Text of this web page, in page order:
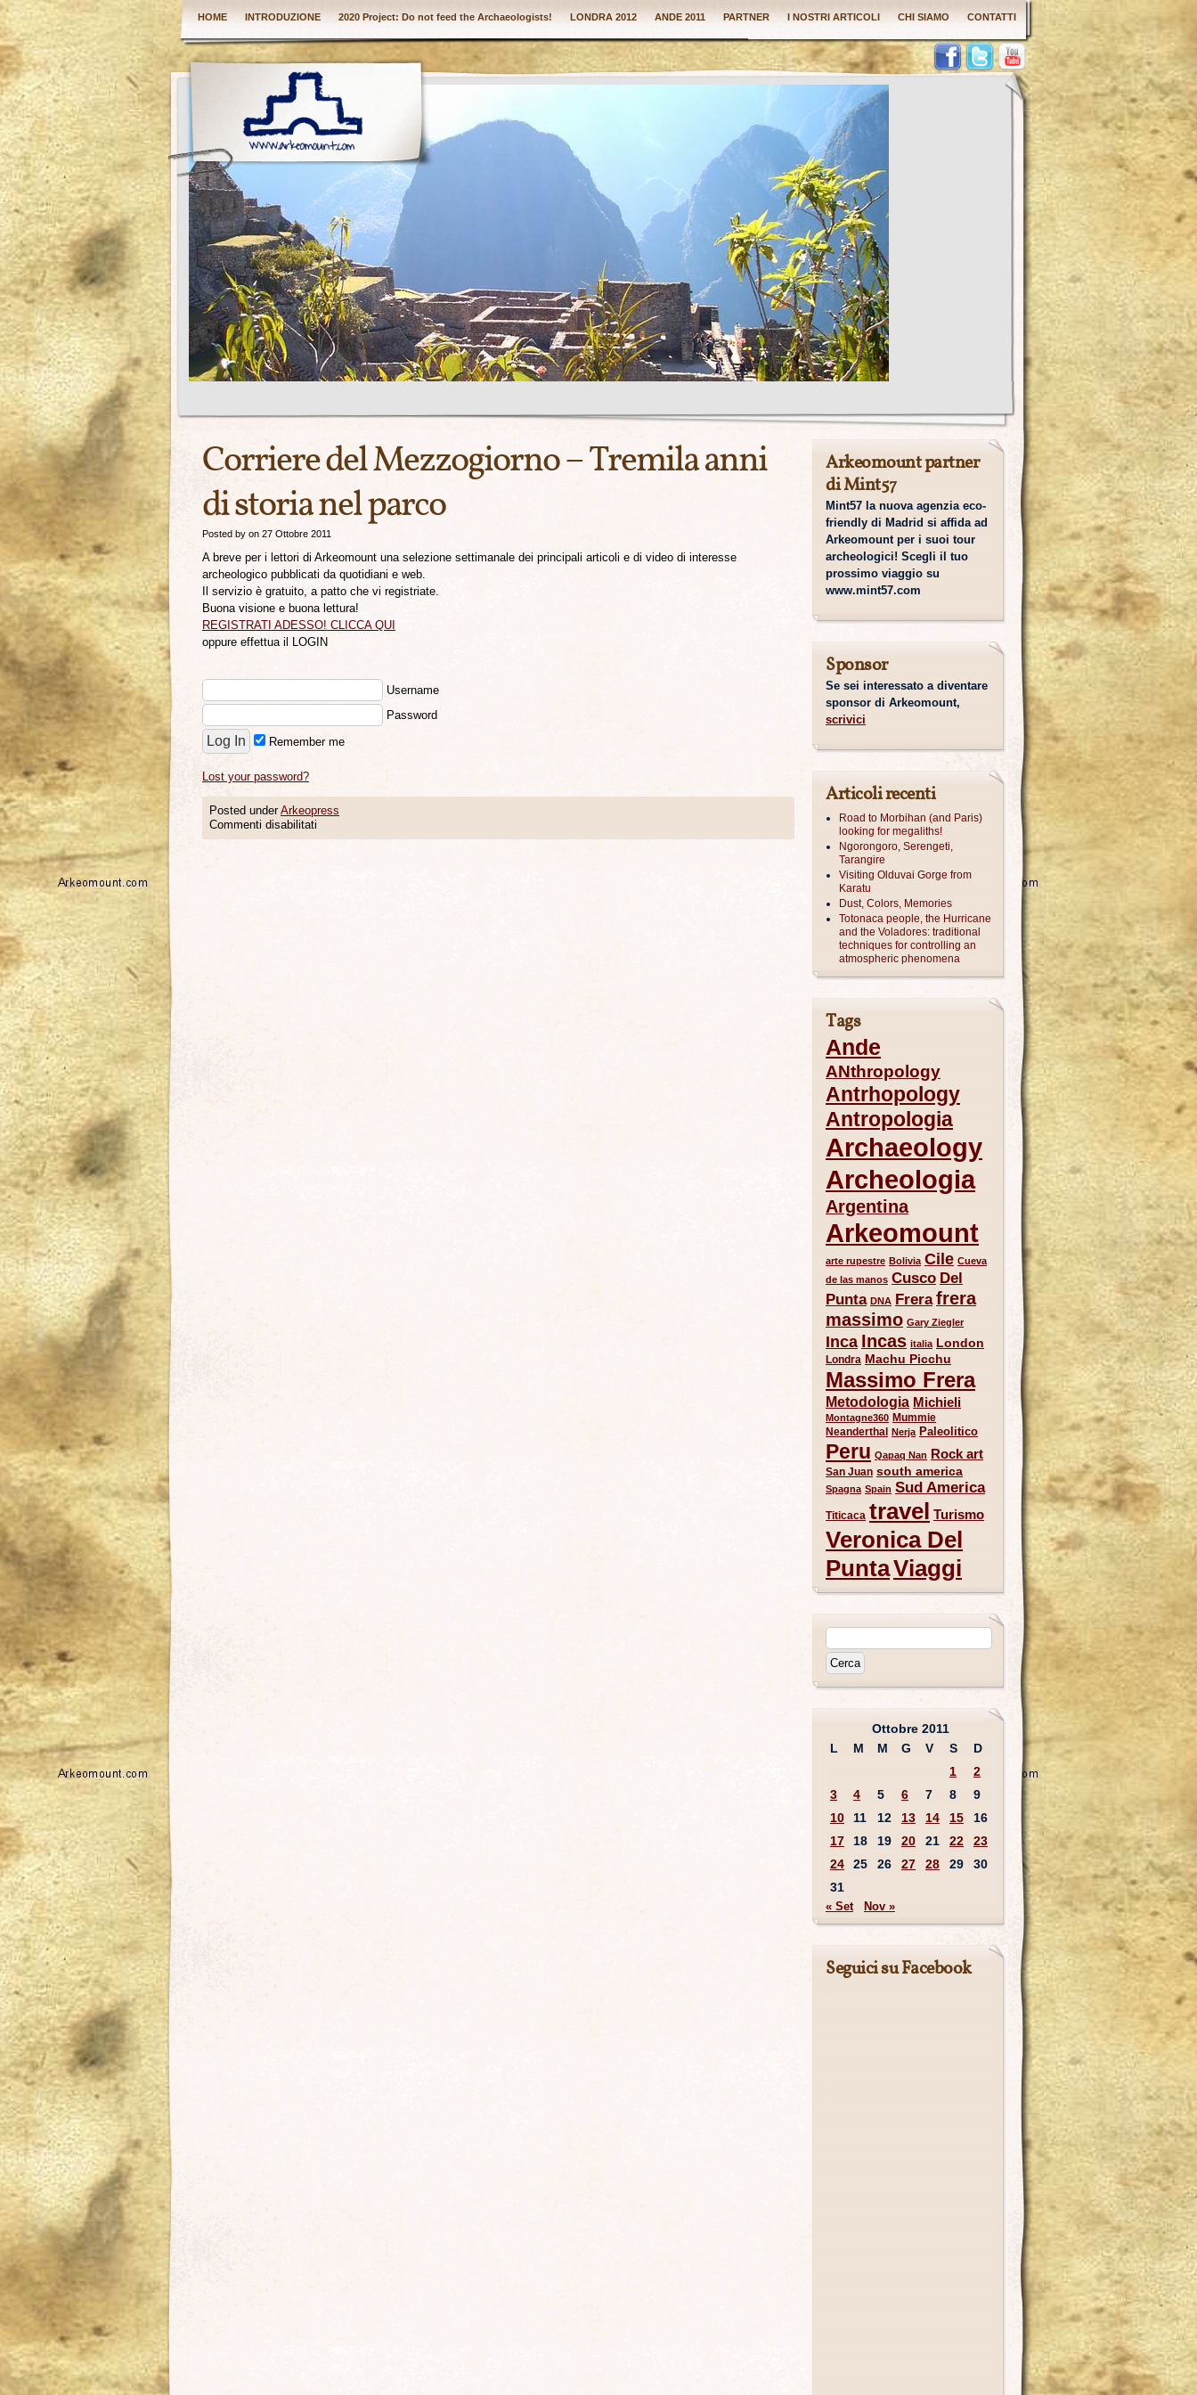
HOME INTRODUZIONE 2020 Project: Do not feed the Archaeologists! LONDRA 2012 ANDE 2011 PARTNER I NOSTRI ARTICOLI CHI SIAMO CONTATTI
Corriere del Mezzogiorno – Tremila anni
di storia nel parco
Posted by on 27 Ottobre 2011
A breve per i lettori di Arkeomount una selezione settimanale dei principali articoli e di video di interesse
archeologico pubblicati da quotidiani e web.
Il servizio è gratuito, a patto che vi registriate.
Buona visione e buona lettura!
REGISTRATI ADESSO! CLICCA QUI
oppure effettua il LOGIN
Username
Password
Remember me
Lost your password?
Posted underArkeopress
Commenti disabilitati
Arkeomount partner
di Mint57
Mint57 la nuova agenzia eco-
friendly di Madrid si affida ad
Arkeomount per i suoi tour
archeologici! Scegli il tuo
prossimo viaggio su
www.mint57.com
Sponsor
Se sei interessato a diventare
sponsor di Arkeomount,
scrivici
Articoli recenti
Road to Morbihan (and Paris)
looking for megaliths!
Ngorongoro, Serengeti,
Tarangire
Visiting Olduvai Gorge from
Karatu
Dust, Colors, Memories
Totonaca people, the Hurricane
and the Voladores: traditional
techniques for controlling an
atmospheric phenomena
Tags
Ande
ANthropology
Antrhopology
Antropologia
Archaeology
Archeologia
Argentina
Arkeomount
arte rupestre Bolivia Cile Cueva
de las manos Cusco Del
Punta DNA Frera frera
massimo Gary Ziegler
Inca Incas italia London
Londra Machu Picchu
Massimo Frera
Metodologia Michieli
Montagne360 Mummie
Neanderthal Nerja Paleolitico
Peru Qapaq Nan Rock art
San Juan south america
Spagna Spain Sud America
Titicaca travel Turismo
Veronica Del
PuntaViaggi
Ottobre 2011
L
M M G V S
D
1
2
3
4 5 6 7 8
9
10
11 12 13 14 15
16
17
18 19 20 21 22
23
24
25 26 27 28 29
30
31
« Set Nov »
Seguici su Facebook